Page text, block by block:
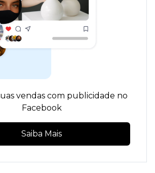
vendas com publicidade no
Facebook
Saiba Mais